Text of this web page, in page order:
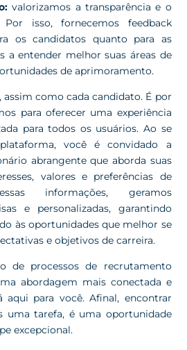
valorizamos a transparência e o
isso, fornecemos feedback
os candidatos quanto para as
a entender melhor suas áreas de
de aprimoramento.
assim como cada candidato. É por
para oferecer uma experiência
para todos os usuários. Ao se
você é convidado a
abrangente que aborda suas
valores e preferências de
informações, geramos
e personalizadas, garantindo
às oportunidades que melhor se
e objetivos de carreira.
de processos de recrutamento
abordagem mais conectada e
aqui para você. Afinal, encontrar
uma tarefa, é uma oportunidade
excepcional.